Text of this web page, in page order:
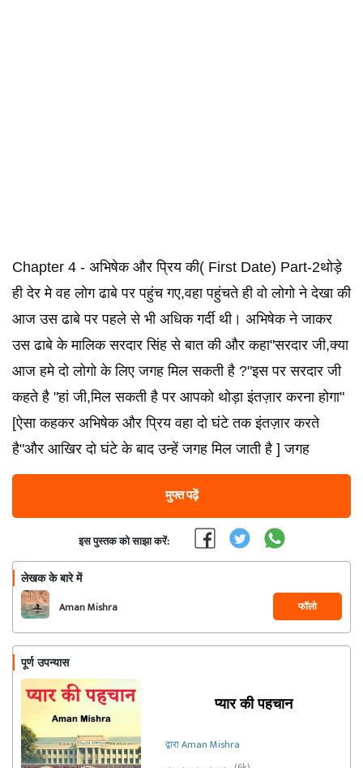
Chapter 4 - अभिषेक और प्रिय की( First Date) Part-2थोड़े
ही देर मे वह लोग ढाबे पर पहुंच गए,वहा पहुंचते ही वो लोगो ने देखा की
आज उस ढाबे पर पहले से भी अधिक गर्दी थी। अभिषेक ने जाकर
उस ढाबे के मालिक सरदार सिंह से बात की और कहा"सरदार जी,क्या
आज हमे दो लोगो के लिए जगह मिल सकती है ?"इस पर सरदार जी
कहते है "हां जी,मिल सकती है पर आपको थोड़ा इंतज़ार करना होगा"
[ऐसा कहकर अभिषेक और प्रिय वहा दो घंटे तक इंतज़ार करते
है"और आखिर दो घंटे के बाद उन्हें जगह मिल जाती है ] जगह
मुफ्त पढ़ें
इस पुस्तक को साझा करें:
लेखक के बारे में
Aman Mishra फॉलो
पूर्ण उपन्यास
प्यार की पहचान
द्वारा Aman Mishra